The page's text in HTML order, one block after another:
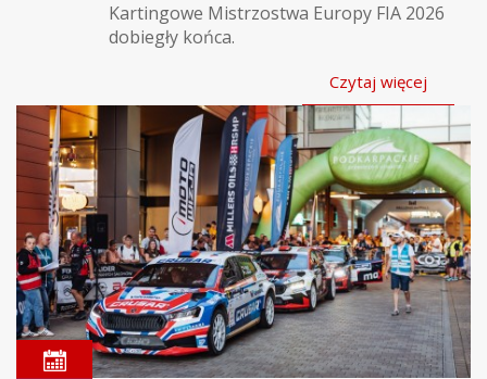
Kartingowe Mistrzostwa Europy FIA 2026
dobiegły końca.
Czytaj więcej